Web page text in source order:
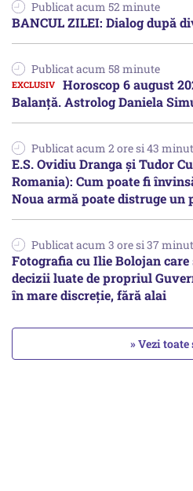
Publicat acum 52 minute
BANCUL ZILEI: Dialog după
Publicat acum 58 minute
Horoscop 6 august
Balanță. Astrolog Daniela
Publicat acum 2 ore si 43
E.S. Ovidiu Dranga și Tudor
Romania): Cum poate fi
Noua armă poate distruge un
Publicat acum 3 ore si 37
Fotografia cu Ilie Bolojan
decizii luate de propriul
în mare discreție, fără alai
» Vezi